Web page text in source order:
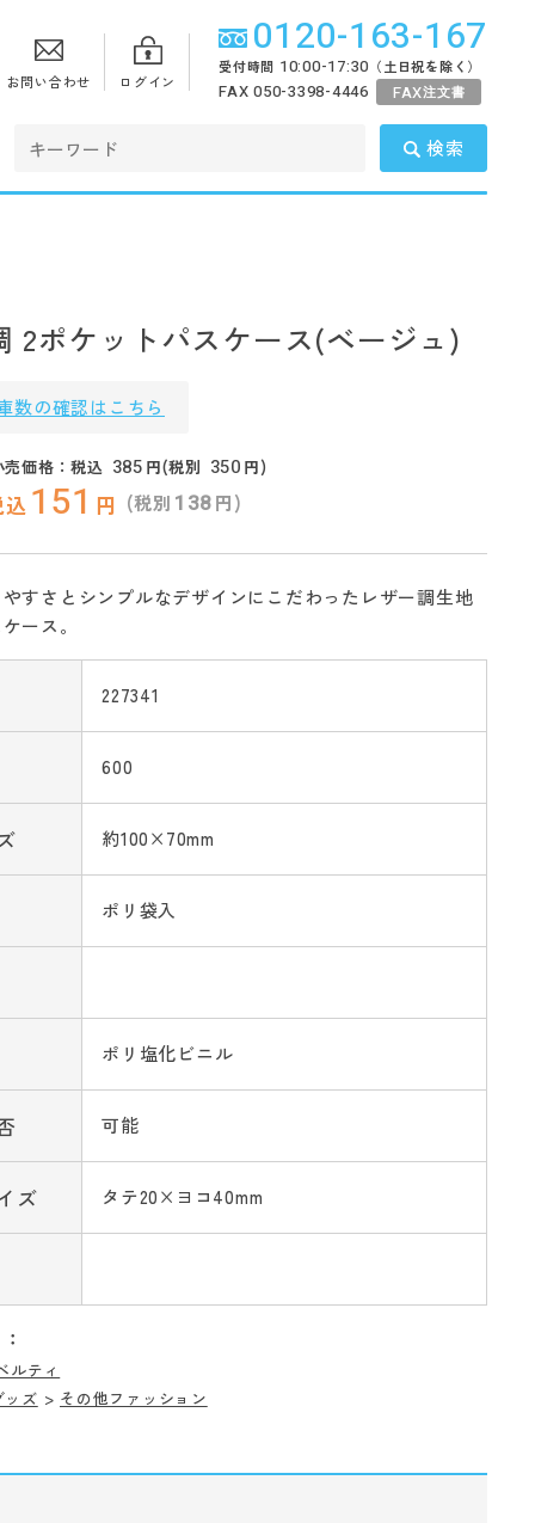
お問い合わせ ログイン
0120-163-167
受付時間 10:00-17:30 （土日祝を除く）
FAX 050-3398-4446 FAX注文書
検索
2ポケットパスケース(ベージュ)
数の確認はこちら
価格：税込 385 円(税別 350 円)
込 151 円 (税別 138円)
すさとシンプルなデザインにこだわったレザー調生地
ース。
227341
600
約100×70mm
ポリ袋入
ポリ塩化ビニル
可能
ズ タテ20×ヨコ40mm
ルティ
ッズ > その他ファッション